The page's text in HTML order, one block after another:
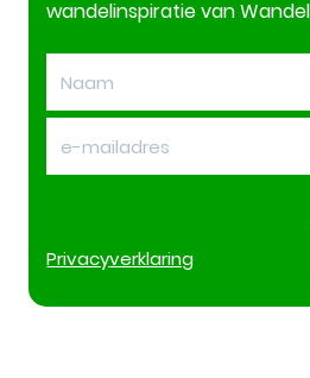
wandelinspiratie van
Privacyverklaring